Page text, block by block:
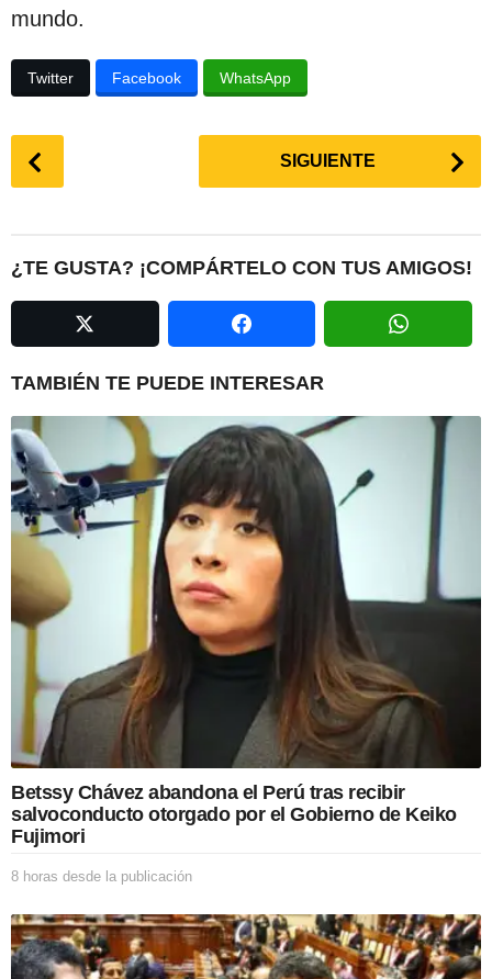
mundo.
Twitter Facebook WhatsApp
P
i
n
t
i
o
n
SIGUIENTE
¿TE GUSTA? ¡COMPÁRTELO CON TUS AMIGOS!
TAMBIÉN TE PUEDE INTERESAR
Betssy Chávez abandona el Perú tras recibir
salvoconducto otorgado por el Gobierno de Keiko
Fujimori
8 horas desde la publicación
o
r
a